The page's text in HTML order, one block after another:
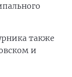
также
и